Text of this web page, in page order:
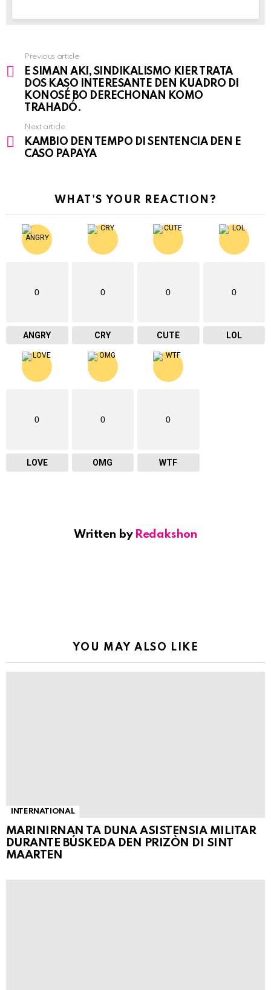
See
more
Previous article
E SIMAN AKI, SINDIKALISMO KIER TRATA
DOS KASO INTERESANTE DEN KUADRO DI
KONOSÉ BO DERECHONAN KOMO
TRAHADÓ.
Next article
KAMBIO DEN TEMPO DI SENTENCIA DEN E
CASO PAPAYA
WHAT'S YOUR REACTION?
0
ANGRY
0
CRY
0
CUTE
0
LOL
0
LOVE
0
OMG
0
WTF
Written by Redakshon
YOU MAY ALSO LIKE
INTERNATIONAL
MARINIRNAN TA DUNA ASISTENSIA MILITAR
DURANTE BÚSKEDA DEN PRIZÒN DI SINT
MAARTEN